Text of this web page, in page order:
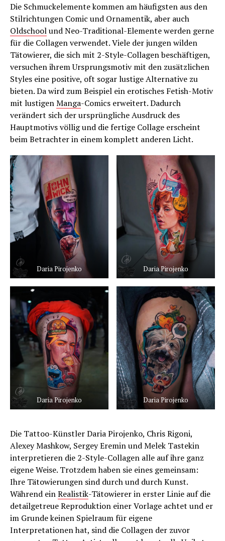
Die Schmuckelemente kommen am häufigsten aus den
Stilrichtungen Comic und Ornamentik, aber auch
Oldschoolund Neo-Traditional-Elemente werden gerne
für die Collagen verwendet. Viele der jungen wilden
Tätowierer, die sich mit 2-Style-Collagen beschäftigen,
versuchen ihrem Ursprungsmotiv mit den zusätzlichen
Styles eine positive, oft sogar lustige Alternative zu
bieten. Da wird zum Beispiel ein erotisches Fetish-Motiv
mit lustigenManga-Comics erweitert. Dadurch
verändert sich der ursprüngliche Ausdruck des
Hauptmotivs völlig und die fertige Collage erscheint
beim Betrachter in einem komplett anderen Licht.
Daria Pirojenko Daria Pirojenko
Daria Pirojenko Daria Pirojenko
Die Tattoo-Künstler Daria Pirojenko, Chris Rigoni,
Alexey Mashkow, Sergey Eremin und Melek Tastekin
interpretieren die 2-Style-Collagen alle auf ihre ganz
eigene Weise. Trotzdem haben sie eines gemeinsam:
Ihre Tätowierungen sind durch und durch Kunst.
Während einRealistik-Tätowierer in erster Linie auf die
detailgetreue Reproduktion einer Vorlage achtet und er
im Grunde keinen Spielraum für eigene
Interpretationen hat, sind die Collagen der zuvor